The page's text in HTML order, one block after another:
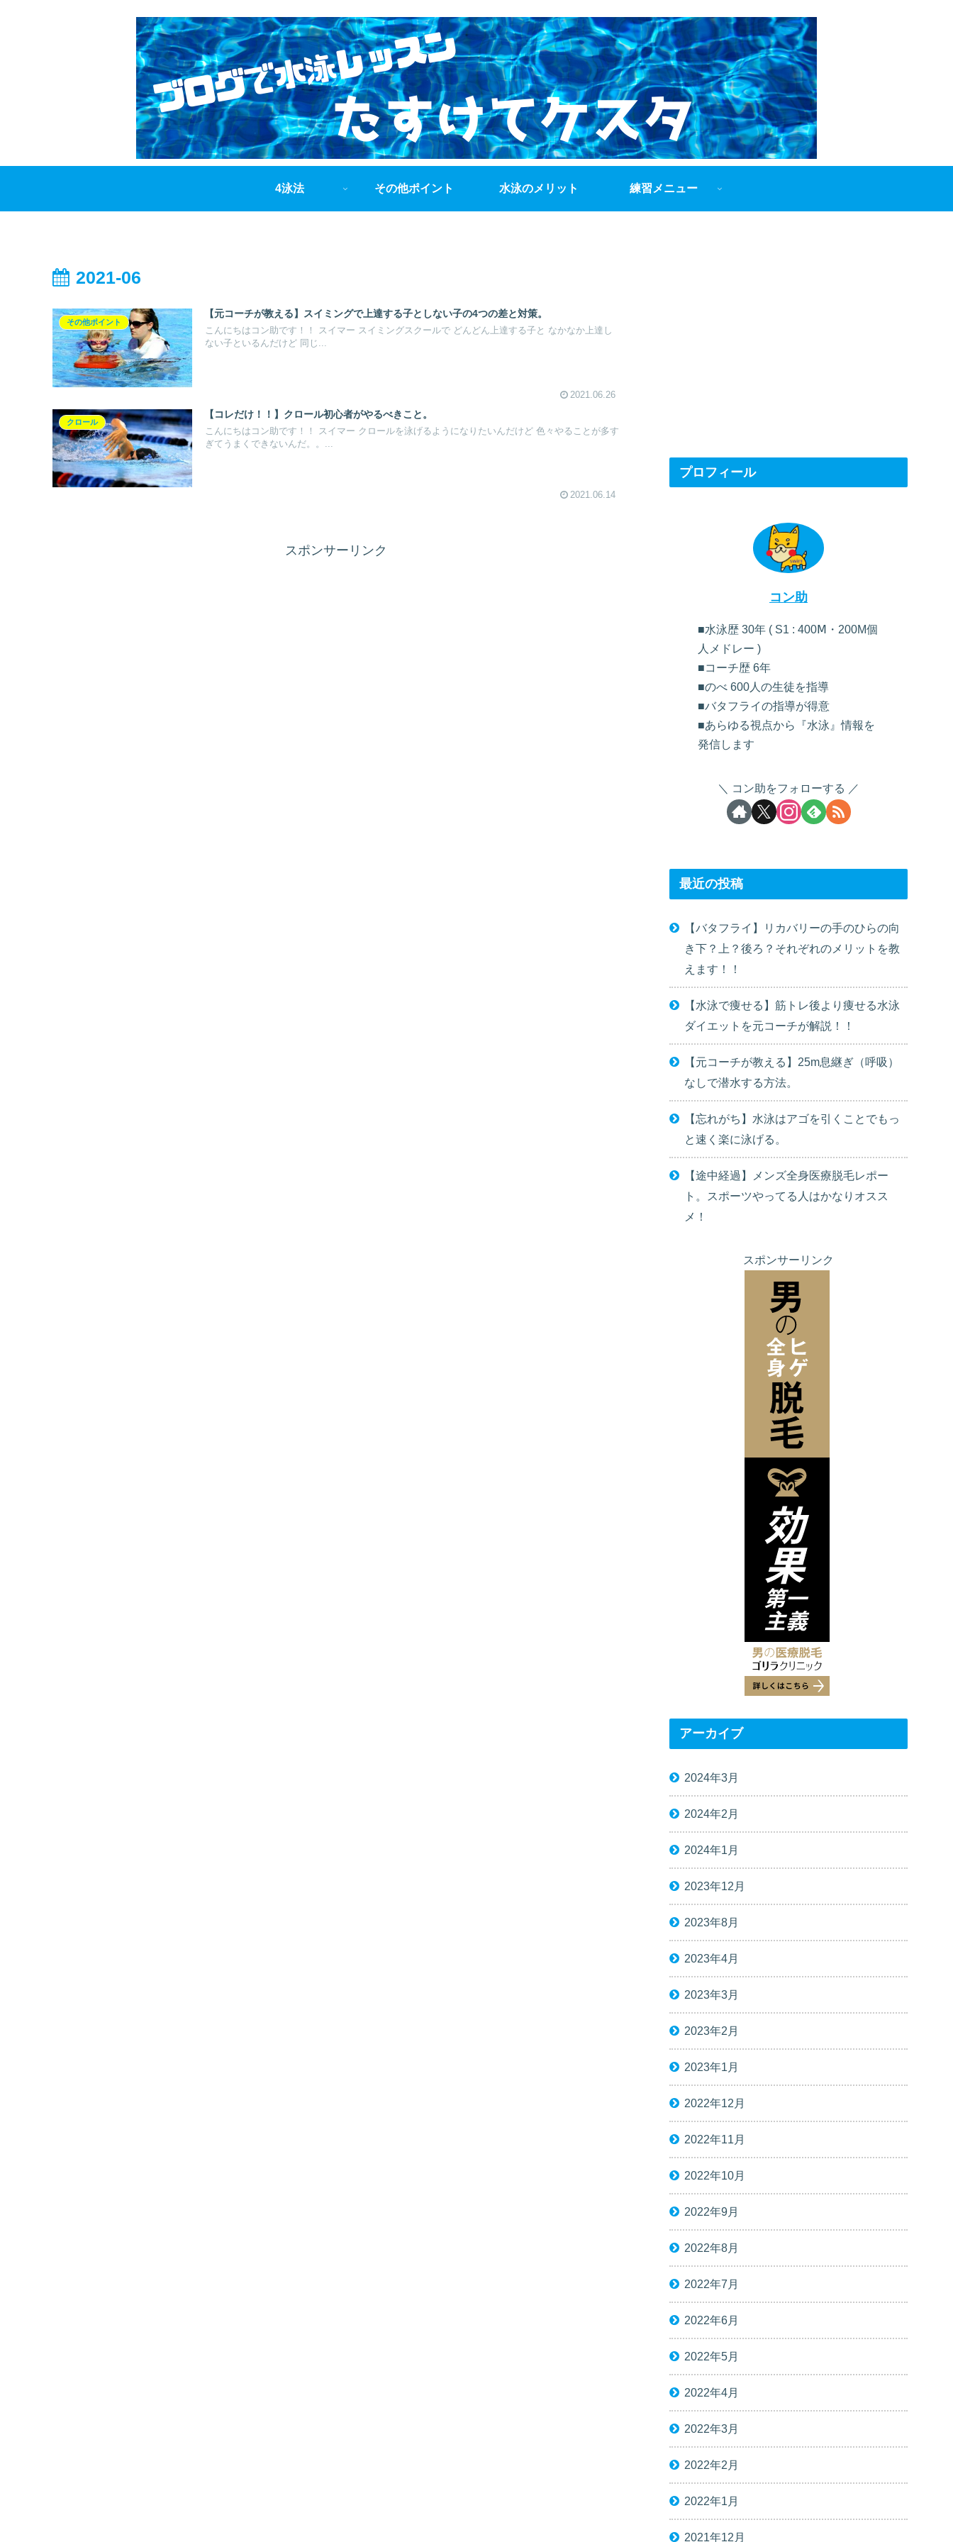
4泳法 その他ポイント 水泳のメリット 練習メニュー
2021-06
その他ポイント
【元コーチが教える】スイミングで上達する子としない子の4つの差と対策。
こんにちはコン助です！！ スイマー スイミングスクールで どんどん上達する子と なかなか上達し
ない子といるんだけど 同じ...
2021.06.26
クロール
【コレだけ！！】クロール初心者がやるべきこと。
こんにちはコン助です！！ スイマー クロールを泳げるようになりたいんだけど 色々やることが多す
ぎてうまくできないんだ。。...
2021.06.14
スポンサーリンク
プロフィール
コン助
■水泳歴 30年 ( S1 : 400Ⅿ・200M個
人メドレー )
■コーチ歴 6年
■のべ 600人の生徒を指導
■バタフライの指導が得意
■あらゆる視点から『水泳』情報を
発信します
コン助をフォローする
最近の投稿
【バタフライ】リカバリーの手のひらの向
き下？上？後ろ？それぞれのメリットを教
えます！！
【水泳で痩せる】筋トレ後より痩せる水泳
ダイエットを元コーチが解説！！
【元コーチが教える】25m息継ぎ（呼吸）
なしで潜水する方法。
【忘れがち】水泳はアゴを引くことでもっ
と速く楽に泳げる。
【途中経過】メンズ全身医療脱毛レポー
ト。スポーツやってる人はかなりオスス
メ！
スポンサーリンク
アーカイブ
2024年3月
2024年2月
2024年1月
2023年12月
2023年8月
2023年4月
2023年3月
2023年2月
2023年1月
2022年12月
2022年11月
2022年10月
2022年9月
2022年8月
2022年7月
2022年6月
2022年5月
2022年4月
2022年3月
2022年2月
2022年1月
2021年12月